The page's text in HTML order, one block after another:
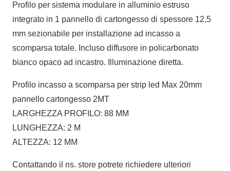
Profilo per sistema modulare in alluminio estruso
integrato in 1 pannello di cartongesso di spessore 12,5
mm sezionabile per installazione ad incasso a
scomparsa totale. Incluso diffusore in policarbonato
bianco opaco ad incastro. Illuminazione diretta.
Profilo incasso a scomparsa per strip led Max 20mm
pannello cartongesso 2MT
LARGHEZZA PROFILO: 88 MM
LUNGHEZZA: 2 M
ALTEZZA: 12 MM
Contattando il ns. store potrete richiedere ulteriori